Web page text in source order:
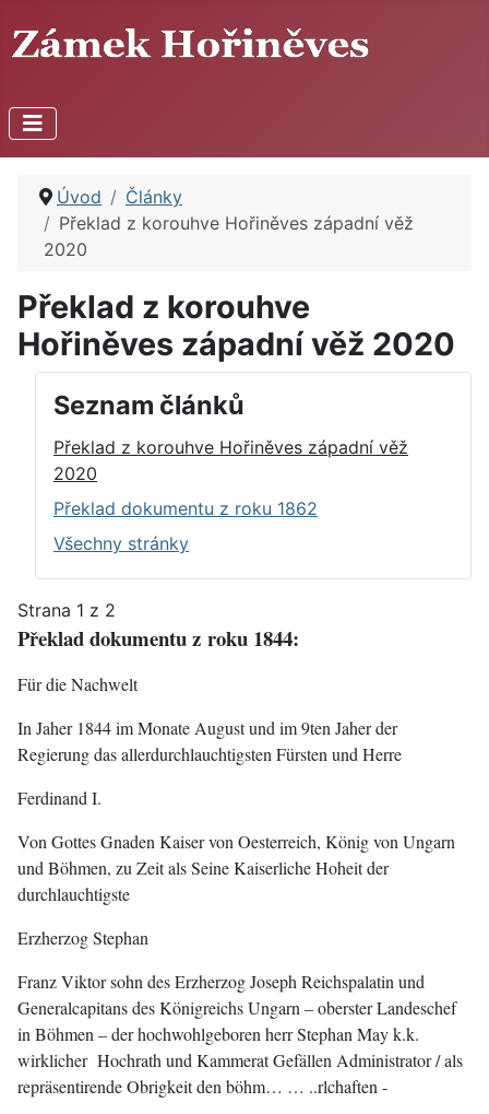
Úvod
Články
Překlad z korouhve Hořiněves západní věž
2020
Překlad z korouhve
Hořiněves západní věž 2020
Seznam článků
Překlad z korouhve Hořiněves západní věž
2020
Překlad dokumentu z roku 1862
Všechny stránky
Strana 1 z 2
Překlad dokumentu z roku 1844:
Für die Nachwelt
In Jaher 1844 im Monate August und im 9ten Jaher der
Regierung das allerdurchlauchtigsten Fürsten und Herre
Ferdinand I.
Von Gottes Gnaden Kaiser von Oesterreich, König von Ungarn
und Böhmen, zu Zeit als Seine Kaiserliche Hoheit der
durchlauchtigste
Erzherzog Stephan
Franz Viktor sohn des Erzherzog Joseph Reichspalatin und
Generalcapitans des Königreichs Ungarn – oberster Landeschef
in Böhmen – der hochwohlgeboren herr Stephan May k.k.
wirklicher Hochrath und Kammerat Gefällen Administrator / als
repräsentirende Obrigkeit den böhm… … ..rlchaften -